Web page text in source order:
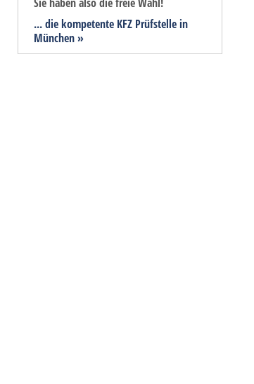
... die kompetente KFZ Prüfstelle in
München »